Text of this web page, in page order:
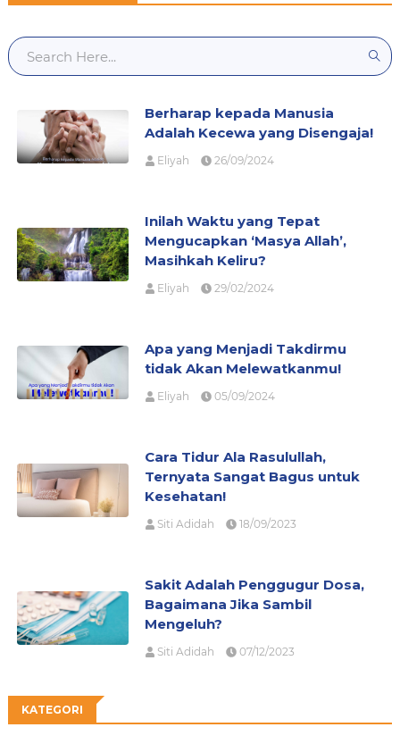
Berharap kepada Manusia
Adalah Kecewa yang Disengaja!
Eliyah 26/09/2024
Inilah Waktu yang Tepat
Mengucapkan ‘Masya Allah’,
Masihkah Keliru?
Eliyah 29/02/2024
Apa yang Menjadi Takdirmu
tidak Akan Melewatkanmu!
Eliyah 05/09/2024
Cara Tidur Ala Rasulullah,
Ternyata Sangat Bagus untuk
Kesehatan!
Siti Adidah 18/09/2023
Sakit Adalah Penggugur Dosa,
Bagaimana Jika Sambil
Mengeluh?
Siti Adidah 07/12/2023
KATEGORI